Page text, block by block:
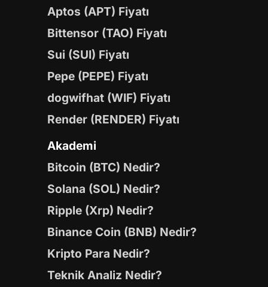
Aptos (APT) Fiyatı
Bittensor (TAO) Fiyatı
Sui (SUI) Fiyatı
Pepe (PEPE) Fiyatı
dogwifhat (WIF) Fiyatı
Render (RENDER) Fiyatı
Akademi
Bitcoin (BTC) Nedir?
Solana (SOL) Nedir?
Ripple (Xrp) Nedir?
Binance Coin (BNB) Nedir?
Kripto Para Nedir?
Teknik Analiz Nedir?